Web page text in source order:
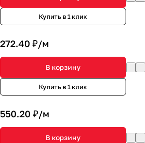
Купить в 1 клик
272.40 ₽/м
В корзину
Купить в 1 клик
550.20 ₽/м
В корзину